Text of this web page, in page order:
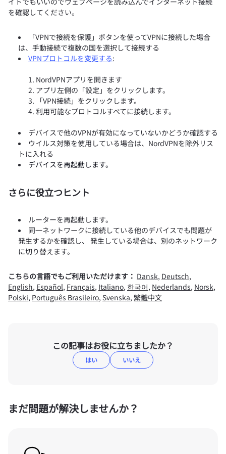
を確認してください。
「VPNで接続を保護」ボタンを使ってVPNに接続した場合
は、手動接続で複数の国を選択して接続する
VPNプロトコルを変更する:
NordVPNアプリを開きます
アプリ左側の「設定」をクリックします。
「VPN接続」をクリックします。
利用可能なプロトコルすべてに接続します。
デバイスで他のVPNが有効になっていないかどうか確認する
ウイルス対策を使用している場合は、NordVPNを除外リス
トに入れる
デバイスを再起動します。
さらに役立つヒント
ルーターを再起動します。
同一ネットワークに接続している他のデバイスでも問題が
発生するかを確認し、 発生している場合は、別のネットワーク
に切り替えます。
こちらの言語でもご利用いただけます： Dansk, Deutsch,
English, Español, Français, Italiano, 한국어, Nederlands, Norsk,
Polski, Português Brasileiro, Svenska, 繁體中文
この記事はお役に立ちましたか？
はい いいえ
まだ問題が解決しませんか？